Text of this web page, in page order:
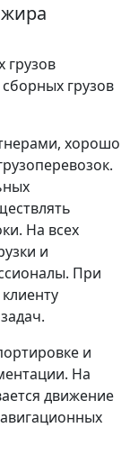
грузов
грузов
хорошо
На всех
и
При
и
На
движение